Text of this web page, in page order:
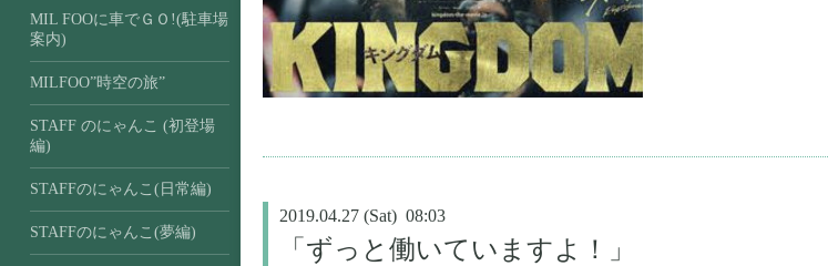
2019.04.27 (Sat) 08:03
「ずっと働いていますよ！」
MIL FOOに車でＧＯ!(駐車場
案内)
MILFOO”時空の旅”
STAFF のにゃんこ (初登場
編)
STAFFのにゃんこ(日常編)
STAFFのにゃんこ(夢編)